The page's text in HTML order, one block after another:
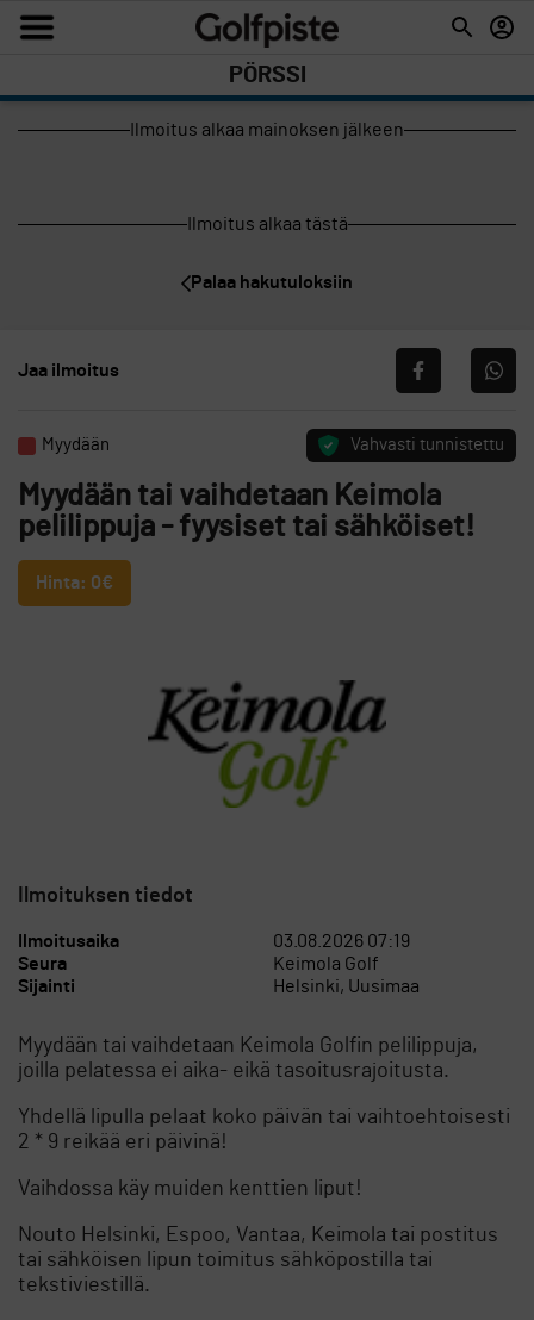
PÖRSSI
Ilmoitus alkaa mainoksen jälkeen
Ilmoitus alkaa tästä
Palaa hakutuloksiin
Jaa ilmoitus
Myydään Vahvasti tunnistettu
Myydään tai vaihdetaan Keimola
pelilippuja - fyysiset tai sähköiset!
Hinta: 0€
Ilmoituksen tiedot
Ilmoitusaika
03.08.2026 07:19
Seura
Keimola Golf
Sijainti
Helsinki, Uusimaa
Myydään tai vaihdetaan Keimola Golfin pelilippuja,
joilla pelatessa ei aika- eikä tasoitusrajoitusta.
Yhdellä lipulla pelaat koko päivän tai vaihtoehtoisesti
2 * 9 reikää eri päivinä!
Vaihdossa käy muiden kenttien liput!
Nouto Helsinki, Espoo, Vantaa, Keimola tai postitus
tai sähköisen lipun toimitus sähköpostilla tai
tekstiviestillä.